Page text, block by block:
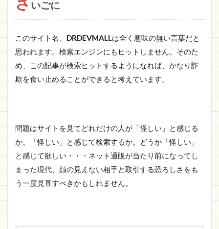
いごに
このサイト名、 DRDEVMALL は全く意味の無い言葉だと
思われます。検索エンジンにもヒットしません。そのた
め、この記事が検索ヒットするようになれば、かなり詐
欺を食い止めることができると考えています。
問題はサイトを見てどれだけの人が「怪しい」と感じる
か。「怪しい」と感じて検索するか。どうか「怪しい」
と感じて欲しい・・・ネット通販が当たり前になってし
まった現代、顔の見えない相手と取引する恐ろしさをも
う一度見直すべきかもしれません。